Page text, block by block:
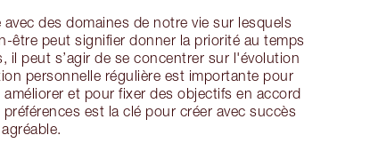
des domaines de notre vie sur lesquels
être peut signifier donner la priorité au temps
il peut s’agir de se concentrer sur l'évolution
personnelle régulière est importante pour
et pour fixer des objectifs en accord
est la clé pour créer avec succès